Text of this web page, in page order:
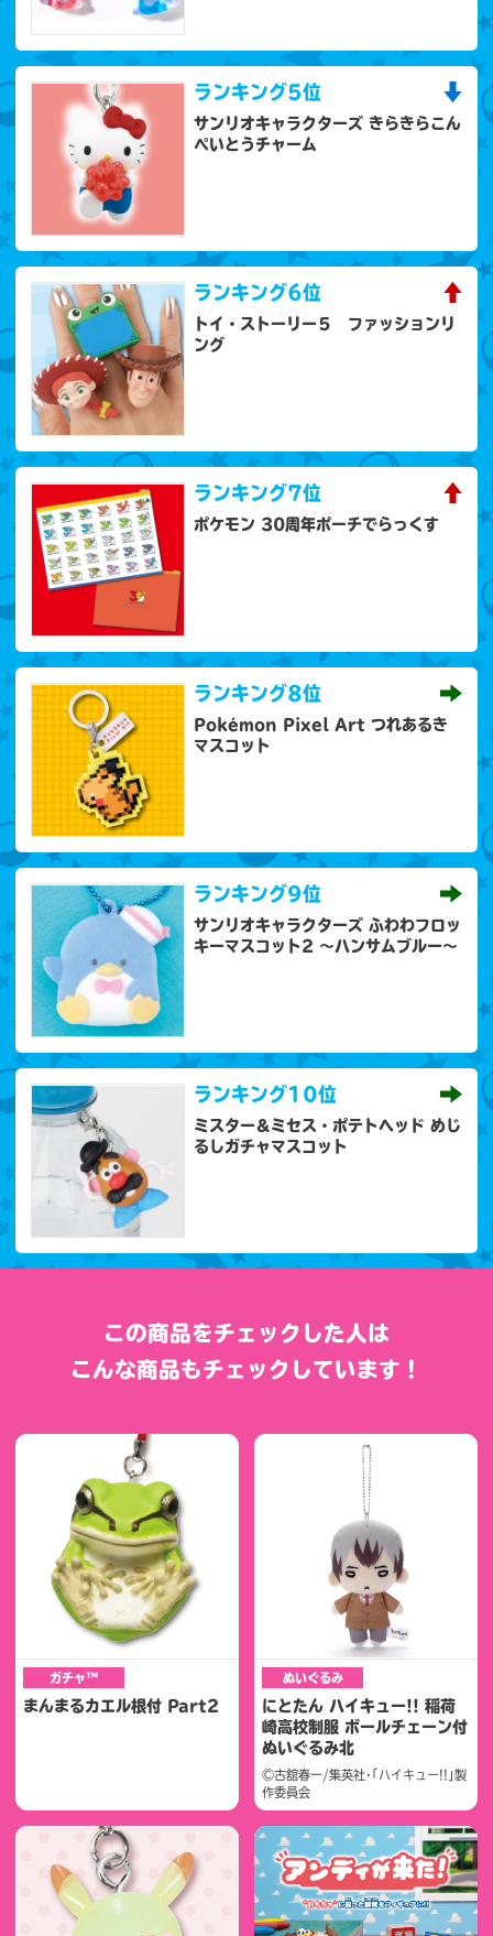
ランキング5位
サンリオキャラクターズ きらきらこん
ぺいとうチャーム
ランキング6位
トイ・ストーリー５ ファッションリ
ング
ランキング7位
ポケモン 30周年ポーチでらっくす
ランキング8位
Pokémon Pixel Art つれあるき
マスコット
ランキング9位
サンリオキャラクターズ ふわわフロッ
キーマスコット2 ～ハンサムブルー～
ランキング10位
ミスター＆ミセス・ポテトヘッド めじ
るしガチャマスコット
この商品をチェックした人は
こんな商品もチェックしています！
ガチャ™
まんまるカエル根付 Part2
ぬいぐるみ
にとたん ハイキュー!! 稲荷
崎高校制服 ボールチェーン付
ぬいぐるみ北
©古舘春一/集英社･｢ハイキュー!!｣製
作委員会